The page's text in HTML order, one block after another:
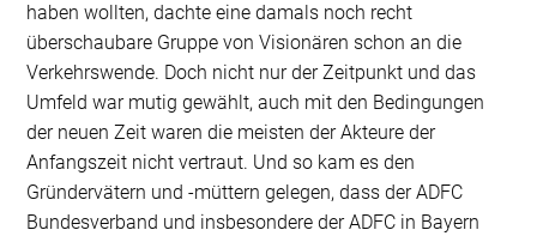
haben wollten, dachte eine damals noch recht
überschaubare Gruppe von Visionären schon an die
Verkehrswende. Doch nicht nur der Zeitpunkt und das
Umfeld war mutig gewählt, auch mit den Bedingungen
der neuen Zeit waren die meisten der Akteure der
Anfangszeit nicht vertraut. Und so kam es den
Gründervätern und -müttern gelegen, dass der ADFC
Bundesverband und insbesondere der ADFC in Bayern